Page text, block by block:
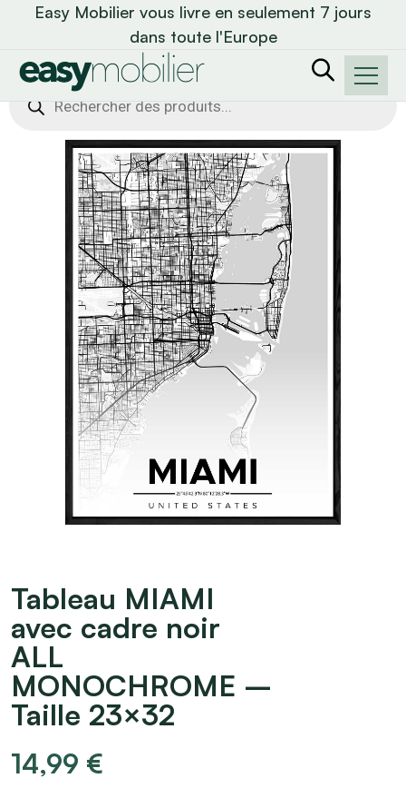
Easy Mobilier vous livre en seulement 7 jours
dans toute l'Europe
Recherche
de
Tableau MIAMI
avec cadre noir
ALL
MONOCHROME –
Taille 23×32
14,99 €